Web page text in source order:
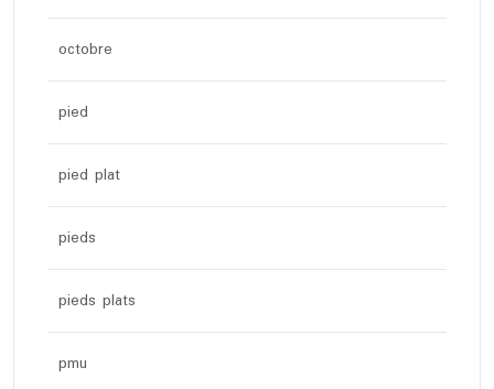
octobre
pied
pied plat
pieds
pieds plats
pmu